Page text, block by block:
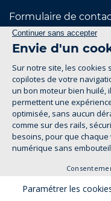
Formulaire de
Suivez-nous
Pour les trajets
vélo.